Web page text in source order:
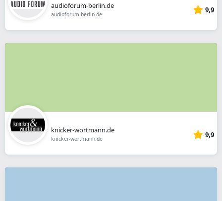
audioforum-berlin.de
audioforum-berlin.de 9,9
knicker-wortmann.de
knicker-wortmann.de 9,9